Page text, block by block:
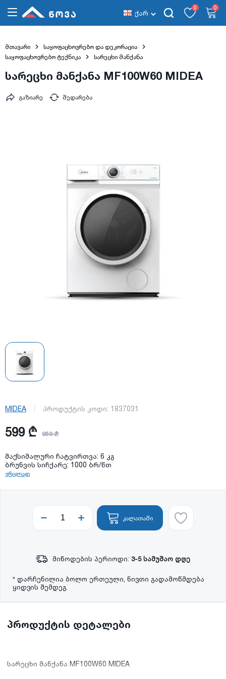
ქარ
0 0
მთავარი
საყოფაცხოვრებო და დეკორაცია
საყოფაცხოვრებო ტექნიკა
სარეცხი მანქანა
სარეცხი მანქანა MF100W60 MIDEA
შედარება
გაზიარე
MIDEA პროდუქტის კოდი: 1837031
599 ₾ 959 ₾
მაქსიმალური ჩატვირთვა: 6 კგ
ბრუნვის სიჩქარე: 1000 ბრ/წთ
ვრცლად
კალათაში
მიწოდების პერიოდი: 3-5 სამუშაო დღე
* დარჩენილია ბოლო ერთეული, ნივთი გადამოწმდება
ყიდვის შემდეგ.
პროდუქტის დეტალები
სარეცხი მანქანა MF100W60 MIDEA